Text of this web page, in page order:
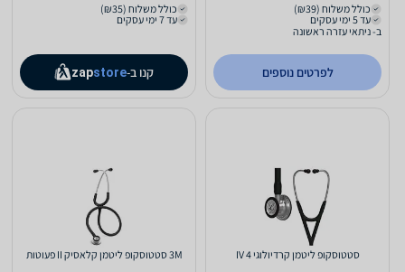
כולל משלוח (₪39)
עד 5 ימי עסקים
ב- ניתאי עזרה ראשונה
לפרטים נוספים
כולל משלוח (₪35)
עד 7 ימי עסקים
קנו ב- zapstore
סטטוסקופ ליטמן קרדיולוגי 4 IV 3M סטטוסקופ ליטמן קלאסיק II פעוטות